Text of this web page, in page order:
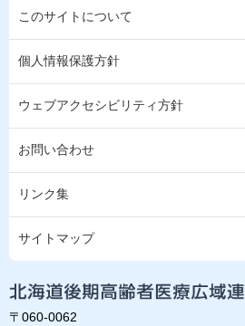
このサイトについて
個人情報保護方針
ウェブアクセシビリティ方針
お問い合わせ
リンク集
サイトマップ
〒060-0062